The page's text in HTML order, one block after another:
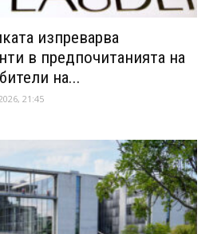
изпреварва
в предпочитанията на
на...
21:45